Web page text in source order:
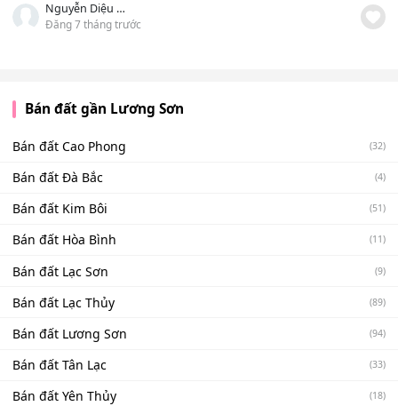
Nguyễn Diệu Linh
Đăng 7 tháng trước
Bán đất gần Lương Sơn
Bán đất Cao Phong (32)
Bán đất Đà Bắc (4)
Bán đất Kim Bôi (51)
Bán đất Hòa Bình (11)
Bán đất Lạc Sơn (9)
Bán đất Lạc Thủy (89)
Bán đất Lương Sơn (94)
Bán đất Tân Lạc (33)
Bán đất Yên Thủy (18)